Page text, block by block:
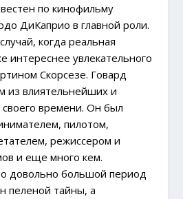
по кинофильму
ДиКаприо в главной роли.
когда реальная
интереснее увлекательного
Скорсезе. Говард
из влиятельнейших и
времени. Он был
пилотом,
режиссером и
и еще много кем.
довольно большой период
пеленой тайны, а